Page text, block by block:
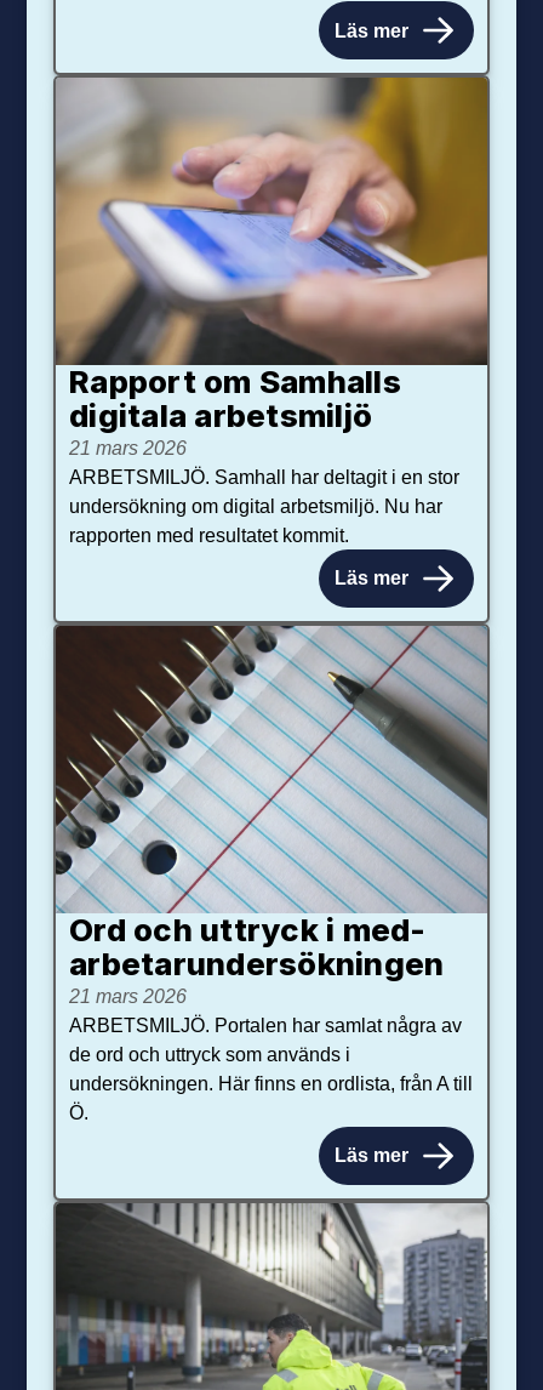
Läs mer
Rapport om Samhalls
digitala arbetsmiljö
21 mars 2026
ARBETSMILJÖ. Samhall har deltagit i en stor
undersökning om digital arbetsmiljö. Nu har
rapporten med resultatet kommit.
Läs mer
Ord och uttryck i med­­
arbetar­­under­sökningen
21 mars 2026
ARBETSMILJÖ. Portalen har samlat några av
de ord och uttryck som används i
undersökningen. Här finns en ordlista, från A till
Ö.
Läs mer